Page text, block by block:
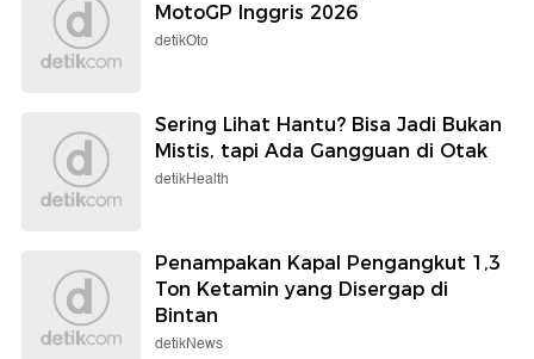
MotoGP Inggris 2026
detikOto
Sering Lihat Hantu? Bisa Jadi Bukan
Mistis, tapi Ada Gangguan di Otak
detikHealth
Penampakan Kapal Pengangkut 1,3
Ton Ketamin yang Disergap di
Bintan
detikNews